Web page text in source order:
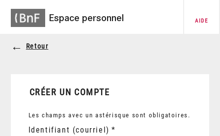
Espace personnel AIDE
Retour
CRÉER UN COMPTE
Les champs avec un astérisque sont obligatoires.
Identifiant (courriel)